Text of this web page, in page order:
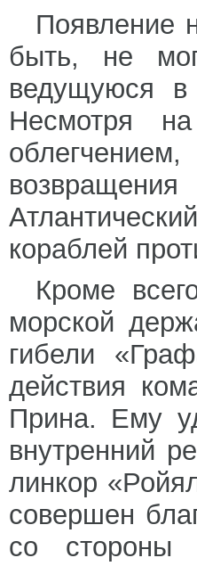
Появление
быть, не
ведущуюся в
Несмотря
кораблей
Кроме
морской
гибели
действия
Прина. Ему
внутренний
линкор
совершен
со стороны